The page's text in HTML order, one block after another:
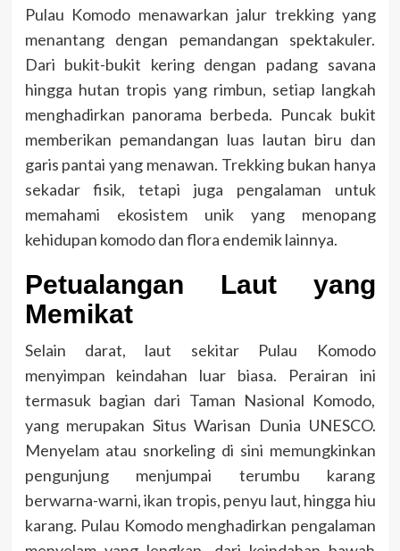
Pulau Komodo menawarkan jalur trekking yang
menantang dengan pemandangan spektakuler.
Dari bukit-bukit kering dengan padang savana
hingga hutan tropis yang rimbun, setiap langkah
menghadirkan panorama berbeda. Puncak bukit
memberikan pemandangan luas lautan biru dan
garis pantai yang menawan. Trekking bukan hanya
sekadar fisik, tetapi juga pengalaman untuk
memahami ekosistem unik yang menopang
kehidupan komodo dan flora endemik lainnya.
Petualangan Laut yang
Memikat
Selain darat, laut sekitar Pulau Komodo
menyimpan keindahan luar biasa. Perairan ini
termasuk bagian dari Taman Nasional Komodo,
yang merupakan Situs Warisan Dunia UNESCO.
Menyelam atau snorkeling di sini memungkinkan
pengunjung menjumpai terumbu karang
berwarna-warni, ikan tropis, penyu laut, hingga hiu
karang. Pulau Komodo menghadirkan pengalaman